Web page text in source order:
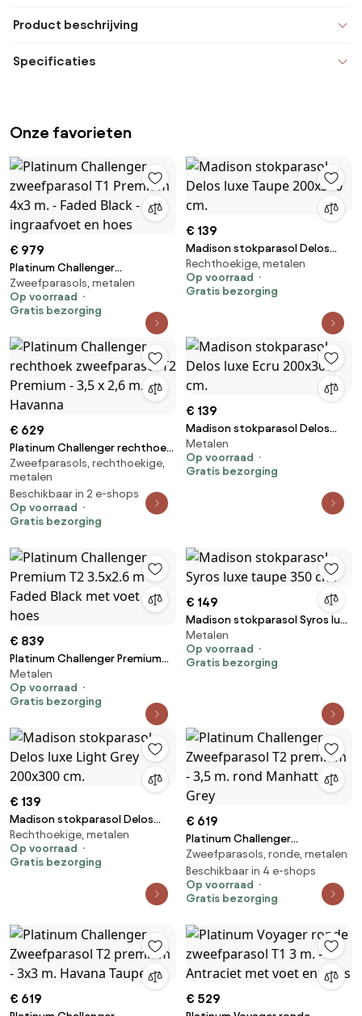
Product beschrijving
Specificaties
Onze favorieten
€ 979
Platinum Challenger
zweefparasol T1 Premium 4x3
m. - Faded Black - met
ingraafvoet en hoes
Zweefparasols, metalen
Op voorraad
Gratis bezorging
€ 139
Madison stokparasol Delos
luxe Taupe 200x300 cm.
Rechthoekige, metalen
Op voorraad
Gratis bezorging
€ 629
Platinum Challenger rechthoek
zweefparasol T2 Premium - 3,5
x 2,6 m. - Havanna
Zweefparasols, rechthoekige,
metalen
Beschikbaar in 2 e-shops
Op voorraad
Gratis bezorging
€ 139
Madison stokparasol Delos
luxe Ecru 200x300 cm.
Metalen
Op voorraad
Gratis bezorging
€ 839
Platinum Challenger Premium
T2 3.5x2.6 m - Faded Black met
voet en hoes
Metalen
Op voorraad
Gratis bezorging
€ 149
Madison stokparasol Syros luxe
taupe 350 cm.
Metalen
Op voorraad
Gratis bezorging
€ 139
Madison stokparasol Delos
luxe Light Grey 200x300 cm.
Rechthoekige, metalen
Op voorraad
Gratis bezorging
€ 619
Platinum Challenger
Zweefparasol T2 premium - 3,5
m. rond Manhattan Grey
Zweefparasols, ronde, metalen
Beschikbaar in 4 e-shops
Op voorraad
Gratis bezorging
€ 619 € 529